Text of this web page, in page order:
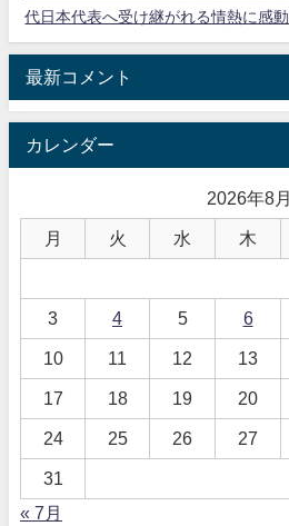
代日本代表へ受け継がれる情熱に感動
最新コメント
カレンダー
2026年8月
月 火 水 木
3 4 5 6
10 11 12 13
17 18 19 20
24 25 26 27
31
« 7月